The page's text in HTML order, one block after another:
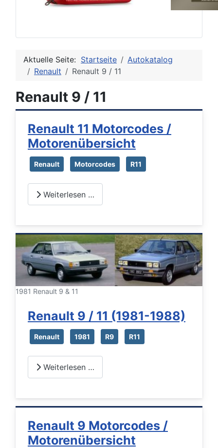
Aktuelle Seite: Startseite
Autokatalog
Renault
Renault 9 / 11
Renault 9 / 11
Renault 11 Motorcodes /
Motorenübersicht
Renault Motorcodes R11
Weiterlesen …
1981 Renault 9 & 11
Renault 9 / 11 (1981-1988)
Renault 1981 R9 R11
Weiterlesen …
Renault 9 Motorcodes /
Motorenübersicht